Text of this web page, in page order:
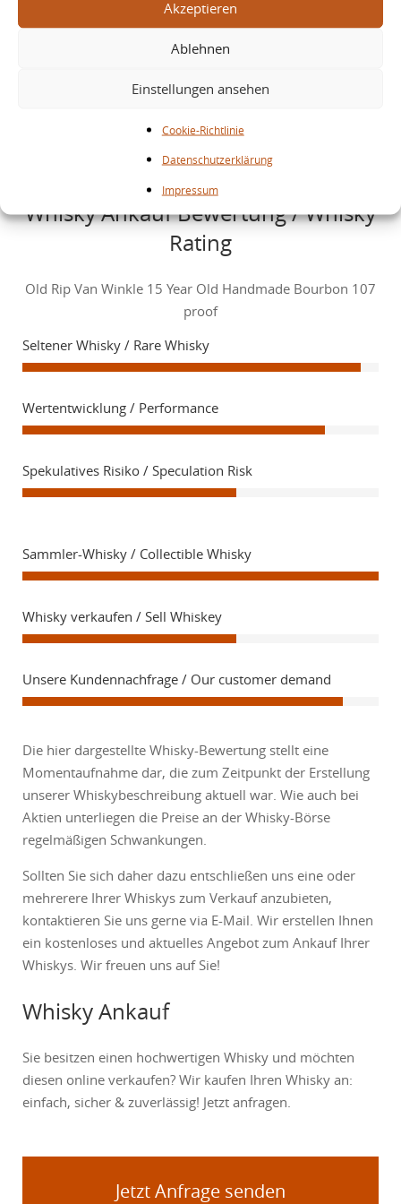
Akzeptieren
Ablehnen
Einstellungen ansehen
Cookie-Richtlinie
Datenschutzerklärung
Impressum
Fassreife
Whisky Ankauf Bewertung / Whisky
Rating
Old Rip Van Winkle 15 Year Old Handmade Bourbon 107
proof
Seltener Whisky / Rare Whisky
Wertentwicklung / Performance
Spekulatives Risiko / Speculation Risk
Sammler-Whisky / Collectible Whisky
Whisky verkaufen / Sell Whiskey
Unsere Kundennachfrage / Our customer demand
Die hier dargestellte Whisky-Bewertung stellt eine
Momentaufnahme dar, die zum Zeitpunkt der Erstellung
unserer Whiskybeschreibung aktuell war. Wie auch bei
Aktien unterliegen die Preise an der Whisky-Börse
regelmäßigen Schwankungen.
Sollten Sie sich daher dazu entschließen uns eine oder
mehrerere Ihrer Whiskys zum Verkauf anzubieten,
kontaktieren Sie uns gerne via E-Mail. Wir erstellen Ihnen
ein kostenloses und aktuelles Angebot zum Ankauf Ihrer
Whiskys. Wir freuen uns auf Sie!
Whisky Ankauf
Sie besitzen einen hochwertigen Whisky und möchten
diesen online verkaufen? Wir kaufen Ihren Whisky an:
einfach, sicher & zuverlässig! Jetzt anfragen.
Jetzt Anfrage senden